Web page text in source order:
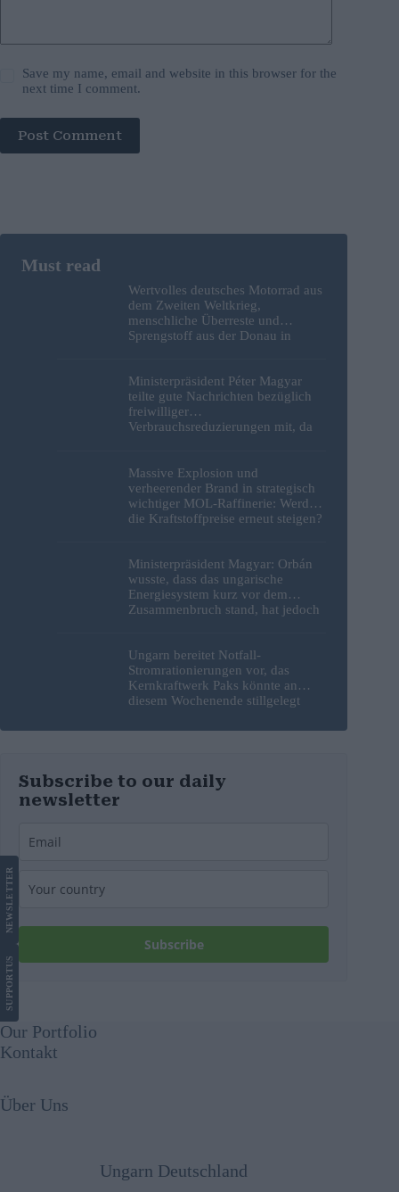
Save my name, email and website in this browser for the
next time I comment.
Post Comment
Wertvolles deutsches Motorrad aus
dem Zweiten Weltkrieg,
menschliche Überreste und
Sprengstoff aus der Donau in
Ministerpräsident Péter Magyar
teilte gute Nachrichten bezüglich
freiwilliger
Verbrauchsreduzierungen mit, da
Massive Explosion und
verheerender Brand in strategisch
wichtiger MOL-Raffinerie: Werden
die Kraftstoffpreise erneut steigen?
Ministerpräsident Magyar: Orbán
wusste, dass das ungarische
Energiesystem kurz vor dem
Zusammenbruch stand, hat jedoch
Ungarn bereitet Notfall-
Stromrationierungen vor, das
Kernkraftwerk Paks könnte an
diesem Wochenende stillgelegt
Subscribe to our daily
newsletter
Subscribe
SUPPORT
US
NEWS
LETTER
Our Portfolio
Kontakt
Über Uns
Ungarn Deutschland